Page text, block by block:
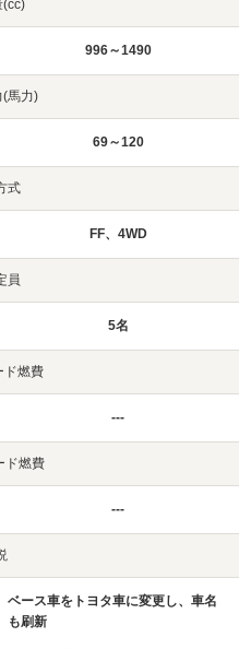
(cc)
996～1490
(馬力)
69～120
式
FF、4WD
員
5名
ド燃費
---
ド燃費
---
ベース車をトヨタ車に変更し、車名
も刷新